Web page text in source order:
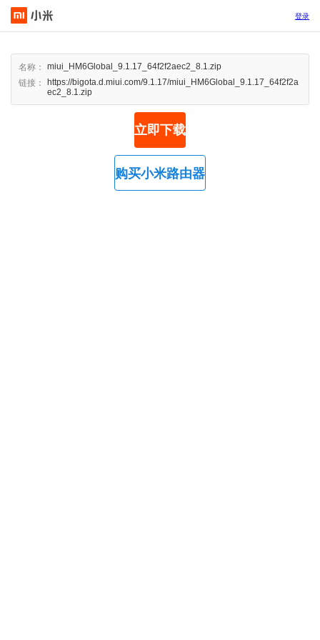
登录
名称：
miui_HM6Global_9.1.17_64f2f2aec2_8.1.zip
链接：
https://bigota.d.miui.com/9.1.17/miui_HM6Global_9.1.17_64f2f2a
ec2_8.1.zip
立即下载
购买小米路由器